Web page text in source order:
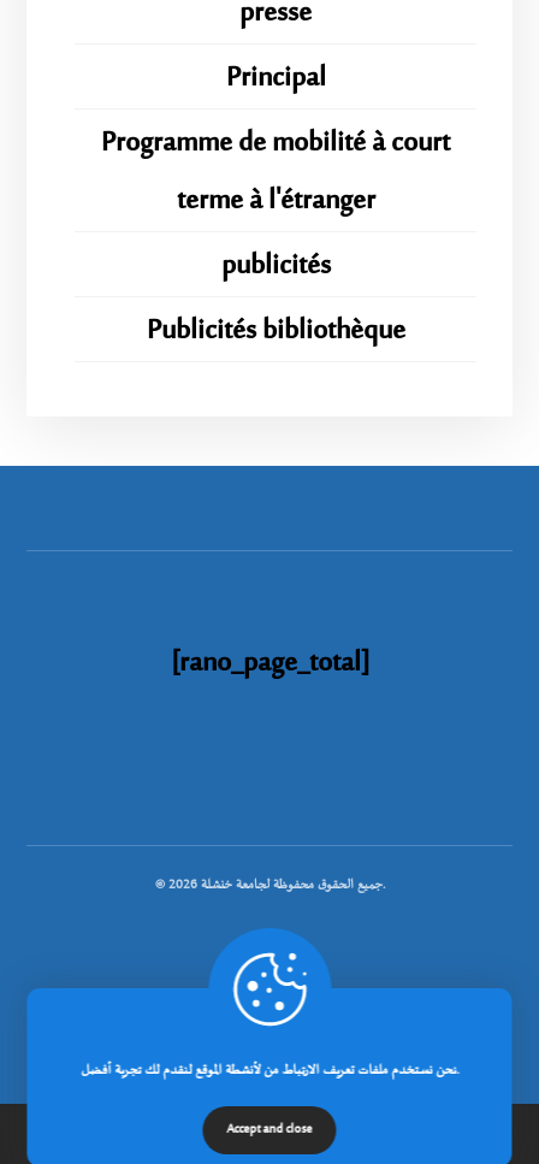
presse
Principal
Programme de mobilité à court
terme à l'étranger
publicités
Publicités bibliothèque
[rano_page_total]
© جميع الحقوق محفوظة لجامعة خنشلة 2026.
.
نحن نستخدم ملفات تعريف الارتباط من لأنشطة الموقع لنقدم لك تجربة أفضل.
Accept and close